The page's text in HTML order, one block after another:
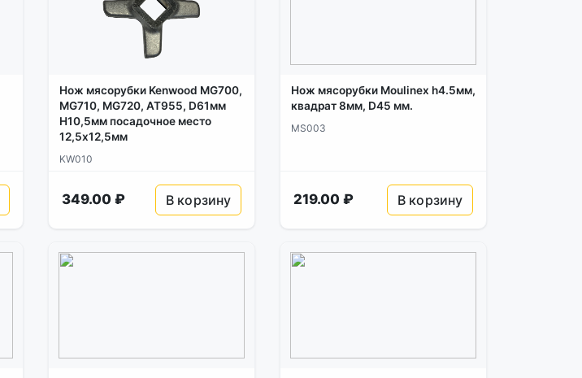
Нож мясорубки Kenwood MG700,
MG710, MG720, AT955, D61мм
H10,5мм посадочное место
12,5х12,5мм
KW010
349.00 ₽ В корзину
Нож мясорубки Moulinex h4.5мм,
квадрат 8мм, D45 мм.
MS003
219.00 ₽ В корзину